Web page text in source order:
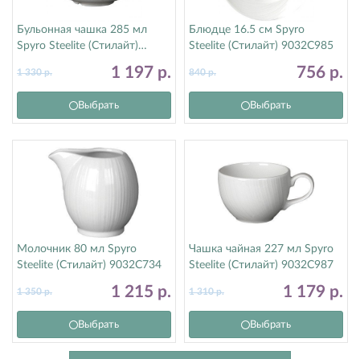
Бульонная чашка 285 мл
Spyro Steelite (Стилайт)
1 197 р.
1 330р.
Выбрать
Блюдце 16.5 см Spyro
Steelite (Стилайт) 9032C985
756 р.
840р.
Выбрать
Молочник 80 мл Spyro
Steelite (Стилайт) 9032C734
1 215 р.
1 350р.
Выбрать
Чашка чайная 227 мл Spyro
Steelite (Стилайт) 9032C987
1 179 р.
1 310р.
Выбрать